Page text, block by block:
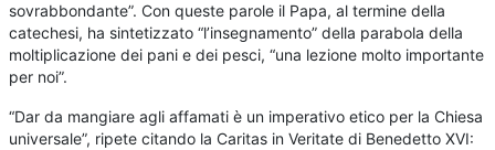
sovrabbondante”. Con queste parole il Papa, al termine della
catechesi, ha sintetizzato “l’insegnamento” della parabola della
moltiplicazione dei pani e dei pesci, “una lezione molto importante
per noi”.
“Dar da mangiare agli affamati è un imperativo etico per la Chiesa
universale”, ripete citando la Caritas in Veritate di Benedetto XVI: